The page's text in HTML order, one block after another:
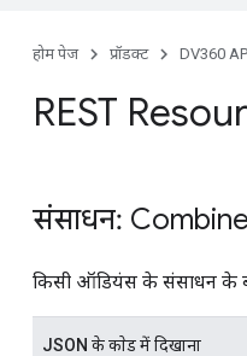
होम पेज प्रॉडक्ट DV360
REST
संसाधन:
किसी ऑडियंस के संसाधन के
JSON के काेड में दिखाना